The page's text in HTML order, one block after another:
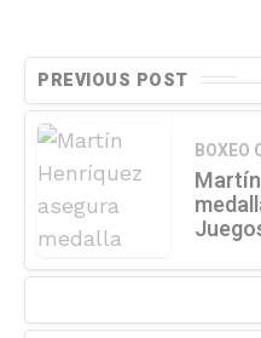
PREVIOUS POST
BOXEO